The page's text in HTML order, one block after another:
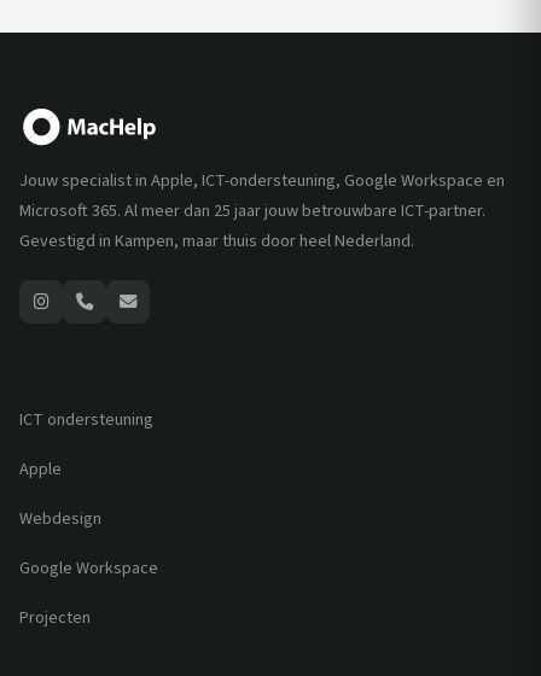
Jouw specialist in Apple, ICT-ondersteuning, Google Workspace en
Microsoft 365. Al meer dan 25 jaar jouw betrouwbare ICT-partner.
Gevestigd in Kampen, maar thuis door heel Nederland.
ICT ondersteuning
Apple
Webdesign
Google Workspace
Projecten